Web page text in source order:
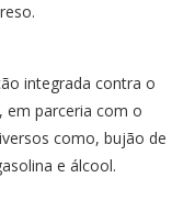
integrada contra o
em parceria com o
como, bujão de
e álcool.